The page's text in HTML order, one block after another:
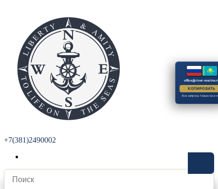
+7(381)2490002
Радиостанции
office@river-
КОПИРОВАТЬ
Все запросы только на e-